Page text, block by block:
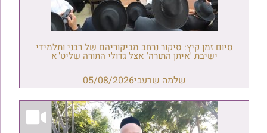
סיום זמן קיץ: סיקור נרחב מביקוריהם של רבני ותלמידי
ישיבת 'איתן התורה' אצל גדולי התורה שליט"א
שלמה שרעבי05/08/2026